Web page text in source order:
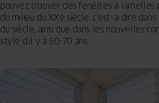
pouvez trouver des fenêtres à lamelles
du milieu du XXe siècle, c’est-à-dire
du siècle, ainsi que dans les nouvelles
style d’il y a 60-70 ans.